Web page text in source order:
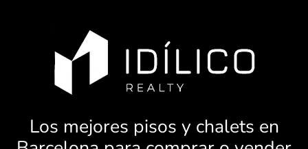
Los mejores pisos y chalets en